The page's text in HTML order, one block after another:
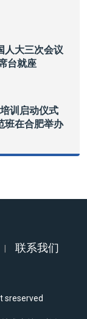
人大三次会议
台就座
训启动仪式
班在合肥举办
联系我们
sreserved